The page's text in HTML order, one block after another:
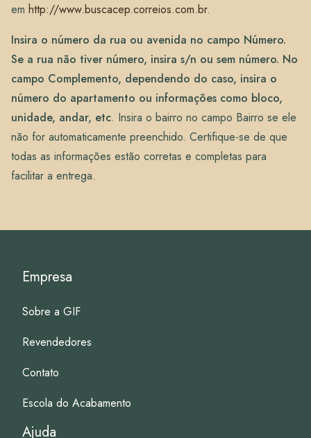
em http://www.buscacep.correios.com.br.
Insira o número da rua ou avenida no campo Número.
Se a rua não tiver número, insira s/n ou sem número. No
campo Complemento, dependendo do caso, insira o
número do apartamento ou informações como bloco,
unidade, andar, etc. Insira o bairro no campo Bairro se ele
não for automaticamente preenchido. Certifique-se de que
todas as informações estão corretas e completas para
facilitar a entrega.
Empresa
Sobre a GIF
Revendedores
Contato
Escola do Acabamento
Ajuda